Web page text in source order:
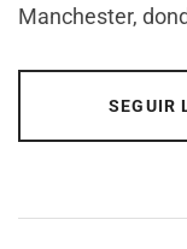
Manchester,
SEGUIR